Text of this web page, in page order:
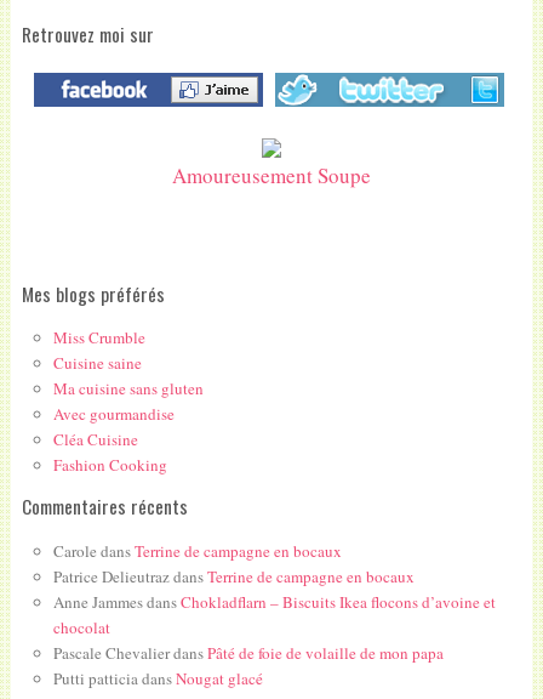
Retrouvez moi sur
Amoureusement Soupe
Mes blogs préférés
Miss Crumble
Cuisine saine
Ma cuisine sans gluten
Avec gourmandise
Cléa Cuisine
Fashion Cooking
Commentaires récents
Carole dansTerrine de campagne en bocaux
Patrice DelieutrazdansTerrine de campagne en bocaux
Anne JammesdansChokladflarn – Biscuits Ikea flocons d’avoine et
chocolat
Pascale ChevalierdansPâté de foie de volaille de mon papa
Putti patticiadansNougat glacé